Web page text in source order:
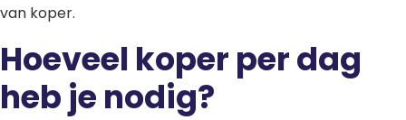
van koper.
Hoeveel koper per dag
heb je nodig?